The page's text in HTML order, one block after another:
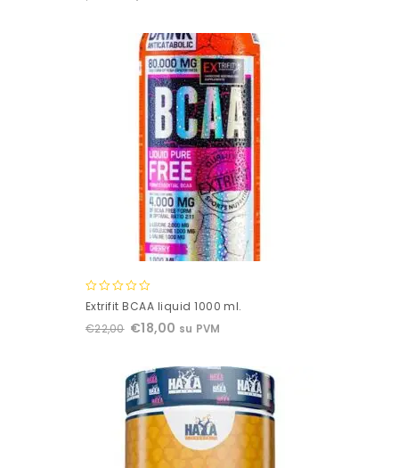
0
of
Extrifit BCAA liquid 1000 ml.
€22,00 €18,00 su PVM